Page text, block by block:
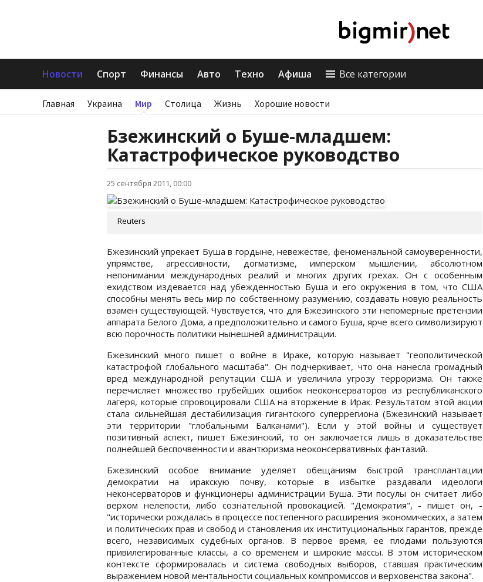
Новости Спорт Финансы Авто Техно Афиша Все категории
Главная Украина Мир Столица Жизнь Хорошие новости
Бзежинский о Буше-младшем:
Катастрофическое руководство
25 сентября 2011, 00:00
Reuters
Бжезинский упрекает Буша в гордыне, невежестве, феноменальной самоуверенности,
упрямстве, агрессивности, догматизме, имперском мышлении, абсолютном
непонимании международных реалий и многих других грехах. Он с особенным
ехидством издевается над убежденностью Буша и его окружения в том, что США
способны менять весь мир по собственному разумению, создавать новую реальность
взамен существующей. Чувствуется, что для Бжезинского эти непомерные претензии
аппарата Белого Дома, а предположительно и самого Буша, ярче всего символизируют
всю порочность политики нынешней администрации.
Бжезинский много пишет о войне в Ираке, которую называет "геополитической
катастрофой глобального масштаба". Он подчеркивает, что она нанесла громадный
вред международной репутации США и увеличила угрозу терроризма. Он также
перечисляет множество грубейших ошибок неоконсерваторов из республиканского
лагеря, которые спровоцировали США на вторжение в Ирак. Результатом этой акции
стала сильнейшая дестабилизация гигантского суперрегиона (Бжезинский называет
эти территории "глобальными Балканами"). Если у этой войны и существует
позитивный аспект, пишет Бжезинский, то он заключается лишь в доказательстве
полнейшей беспочвенности и авантюризма неоконсервативных фантазий.
Бжезинский особое внимание уделяет обещаниям быстрой трансплантации
демократии на иракскую почву, которые в избытке раздавали идеологи
неконсерваторов и функционеры администрации Буша. Эти посулы он считает либо
верхом нелепости, либо сознательной провокацией. "Демократия", - пишет он, -
"исторически рождалась в процессе постепенного расширения экономических, а затем
и политических прав и свобод и становления их институциональных гарантов, прежде
всего, независимых судебных органов. В первое время, ее плодами пользуются
привилегированные классы, а со временем и широкие массы. В этом историческом
контексте сформировалась и система свободных выборов, ставшая практическим
выражением новой ментальности социальных компромиссов и верховенства закона".